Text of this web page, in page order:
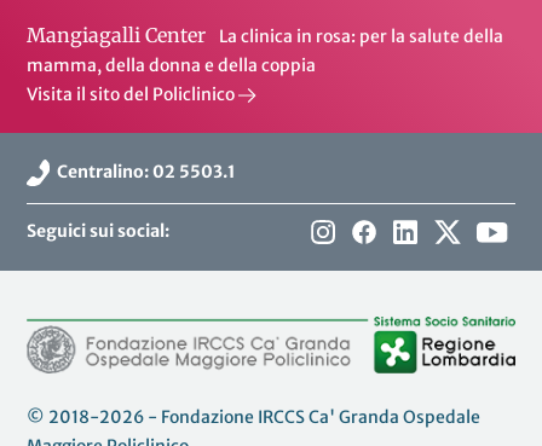
Mangiagalli Center
La clinica in rosa: per la salute della
mamma, della donna e della coppia
Visita il sito del Policlinico
Centralino: 02 5503.1
Seguici sui social:
© 2018-2026 - Fondazione IRCCS Ca' Granda Ospedale